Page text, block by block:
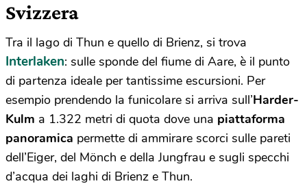
Svizzera
Tra il lago di Thun e quello di Brienz, si trova
Interlaken: sulle sponde del fiume di Aare, è il punto
di partenza ideale per tantissime escursioni. Per
esempio prendendo la funicolare si arriva sull’Harder-
Kulm a 1.322 metri di quota dove una piattaforma
panoramica permette di ammirare scorci sulle pareti
dell’Eiger, del Mönch e della Jungfrau e sugli specchi
d’acqua dei laghi di Brienz e Thun.